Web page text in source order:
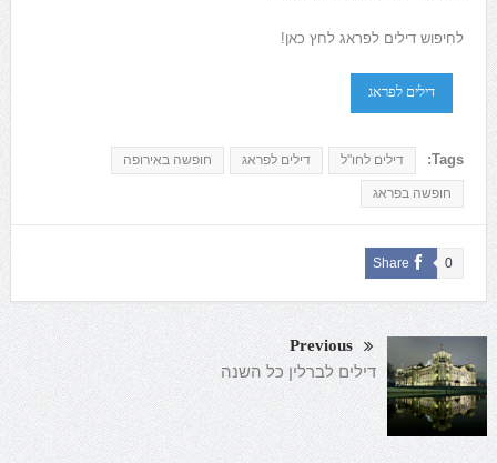
לחיפוש דילים לפראג לחץ כאן!
דילים לפראג
Tags: דילים לחו"ל דילים לפראג חופשה באירופה
חופשה בפראג
Share 0
Previous
דילים לברלין כל השנה